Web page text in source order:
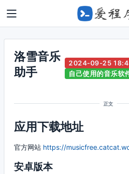
洛雪音乐
助手
2024-09-25
自己使用的音乐软
正文
应用下载地址
官方网站 https://
安卓版本